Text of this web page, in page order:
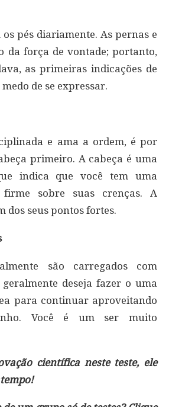
pés diariamente. As pernas e
da força de vontade; portanto,
as primeiras indicações de
de se expressar.
e ama a ordem, é por
primeiro. A cabeça é uma
indica que você tem uma
sobre suas crenças. A
dos seus pontos fortes.
são carregados com
deseja fazer o uma
para continuar aproveitando
Você é um ser muito
científica neste teste, ele